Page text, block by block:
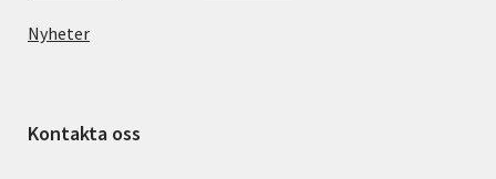
Nyheter
Kontakta oss